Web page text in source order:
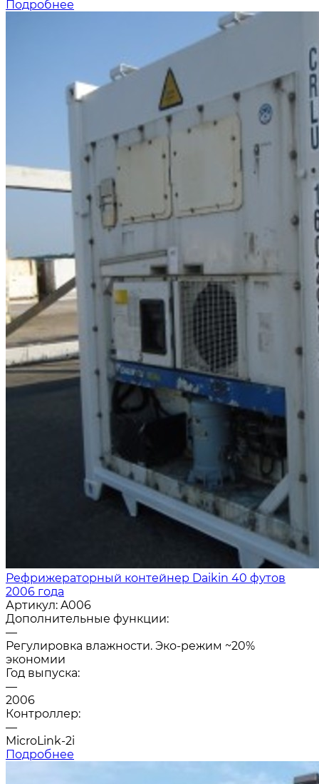
Подробнее
Рефрижераторный контейнер Daikin 40 футов
2006 года
Артикул: A006
Дополнительные функции:
—
Регулировка влажности. Эко-режим ~20%
экономии
Год выпуска:
—
2006
Контроллер:
—
MicroLink-2i
Подробнее